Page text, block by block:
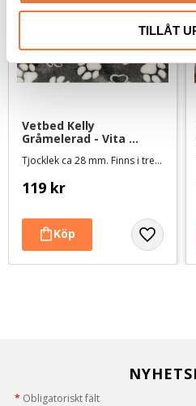
TILLÅT
Vetbed Kelly
Gråmelerad - Vita
Tjocklek ca 28 mm. Finns i tre storlekar
119 kr
* Obligatoriskt fält